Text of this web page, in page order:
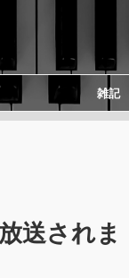
雑記
送されま